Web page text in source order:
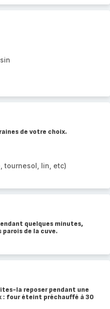
de votre choix.
tournesol, lin, etc)
quelques minutes,
parois de la cuve.
la reposer pendant une
: four éteint préchauffé à 30